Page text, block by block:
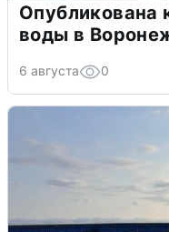
Опубликована
воды в
6 августа 0